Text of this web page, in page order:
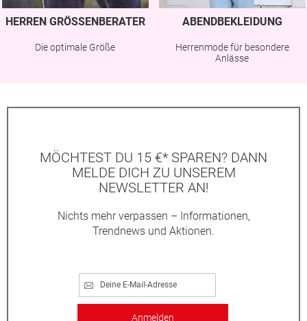
HERREN GRÖSSENBERATER
Die optimale Größe
ABENDBEKLEIDUNG
Herrenmode für besondere
Anlässe
MÖCHTEST DU 15 €* SPAREN? DANN
MELDE DICH ZU UNSEREM
NEWSLETTER AN!
Nichts mehr verpassen – Informationen,
Trendnews und Aktionen.
Anmelden